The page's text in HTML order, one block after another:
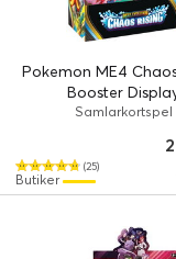
Pokemon ME4
Booster
Samlarkortspel
(25)
Butiker